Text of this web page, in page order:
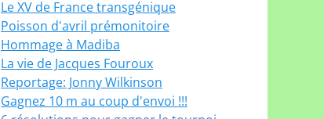
Le XV de France transgénique
Poisson d'avril prémonitoire
Hommage à Madiba
La vie de Jacques Fouroux
Reportage: Jonny Wilkinson
Gagnez 10 m au coup d'envoi !!!